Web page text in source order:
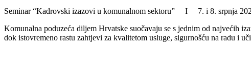
Seminar “Kadrovski izazovi u komunalnom sektoru” I 7. i 8. srpnja
Komunalna poduzeća diljem Hrvatske suočavaju se s jednim od najvećih
dok istovremeno rastu zahtjevi za kvalitetom usluge, sigurnošću na radu i